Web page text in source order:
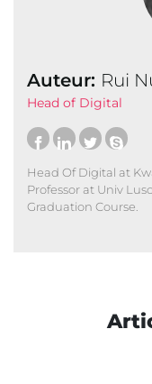
Auteur: Rui
Head of Digital
Head Of Digital at
Professor at Univ
Graduation Course.